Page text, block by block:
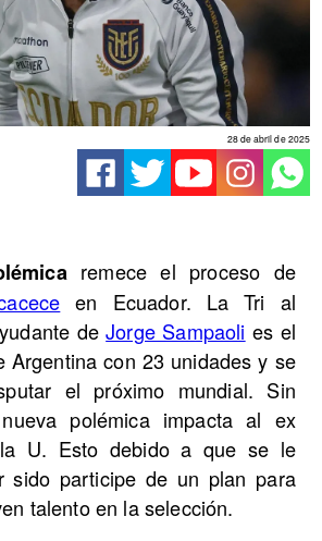
28 de abril de 2025
remece el proceso de
en Ecuador. La Tri al
deJorge Sampaoli es el
Argentina con 23 unidades y se
el próximo mundial. Sin
polémica impacta al ex
U. Esto debido a que se le
sido participe de un plan para
talento en la selección.